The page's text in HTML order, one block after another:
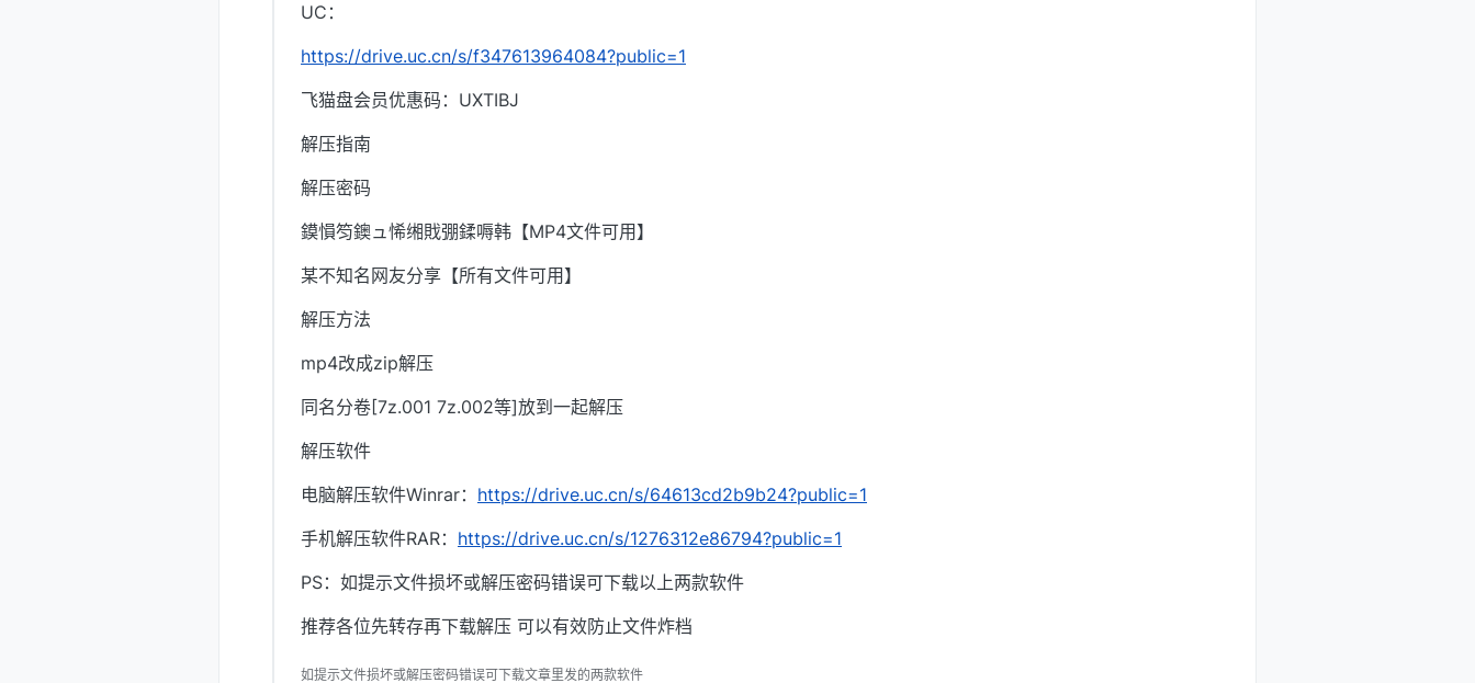
UC：
https://drive.uc.cn/s/f347613964084?public=1
飞猫盘会员优惠码：UXTIBJ
解压指南
解压密码
鏌愪笉鐭ュ悕缃戝弸鍒嗕韩【MP4文件可用】
某不知名网友分享【所有文件可用】
解压方法
mp4改成zip解压
同名分卷[7z.001 7z.002等]放到一起解压
解压软件
电脑解压软件Winrar： https://drive.uc.cn/s/64613cd2b9b24?public=1
手机解压软件RAR： https://drive.uc.cn/s/1276312e86794?public=1
PS：如提示文件损坏或解压密码错误可下载以上两款软件
推荐各位先转存再下载解压 可以有效防止文件炸档
如提示文件损坏或解压密码错误可下载文章里发的两款软件